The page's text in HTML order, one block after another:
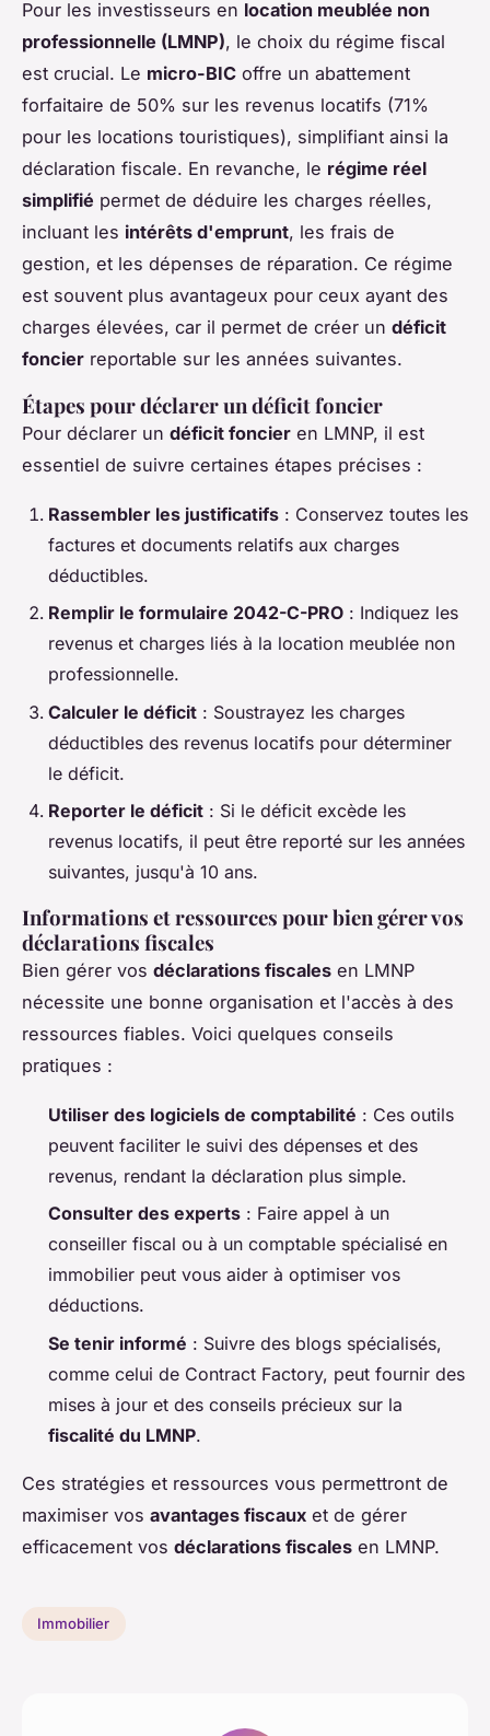
Pour les investisseurs en location meublée non
professionnelle (LMNP), le choix du régime fiscal
est crucial. Le micro-BIC offre un abattement
forfaitaire de 50% sur les revenus locatifs (71%
pour les locations touristiques), simplifiant ainsi la
déclaration fiscale. En revanche, le régime réel
simplifié permet de déduire les charges réelles,
incluant les intérêts d'emprunt, les frais de
gestion, et les dépenses de réparation. Ce régime
est souvent plus avantageux pour ceux ayant des
charges élevées, car il permet de créer un déficit
foncier reportable sur les années suivantes.
Étapes pour déclarer un déficit foncier
Pour déclarer un déficit foncier en LMNP, il est
essentiel de suivre certaines étapes précises :
Rassembler les justificatifs : Conservez toutes les
factures et documents relatifs aux charges
déductibles.
Remplir le formulaire 2042-C-PRO : Indiquez les
revenus et charges liés à la location meublée non
professionnelle.
Calculer le déficit : Soustrayez les charges
déductibles des revenus locatifs pour déterminer
le déficit.
Reporter le déficit : Si le déficit excède les
revenus locatifs, il peut être reporté sur les années
suivantes, jusqu'à 10 ans.
Informations et ressources pour bien gérer vos
déclarations fiscales
Bien gérer vos déclarations fiscales en LMNP
nécessite une bonne organisation et l'accès à des
ressources fiables. Voici quelques conseils
pratiques :
Utiliser des logiciels de comptabilité : Ces outils
peuvent faciliter le suivi des dépenses et des
revenus, rendant la déclaration plus simple.
Consulter des experts : Faire appel à un
conseiller fiscal ou à un comptable spécialisé en
immobilier peut vous aider à optimiser vos
déductions.
Se tenir informé : Suivre des blogs spécialisés,
comme celui de Contract Factory, peut fournir des
mises à jour et des conseils précieux sur la
fiscalité du LMNP.
Ces stratégies et ressources vous permettront de
maximiser vos avantages fiscaux et de gérer
efficacement vos déclarations fiscales en LMNP.
Immobilier